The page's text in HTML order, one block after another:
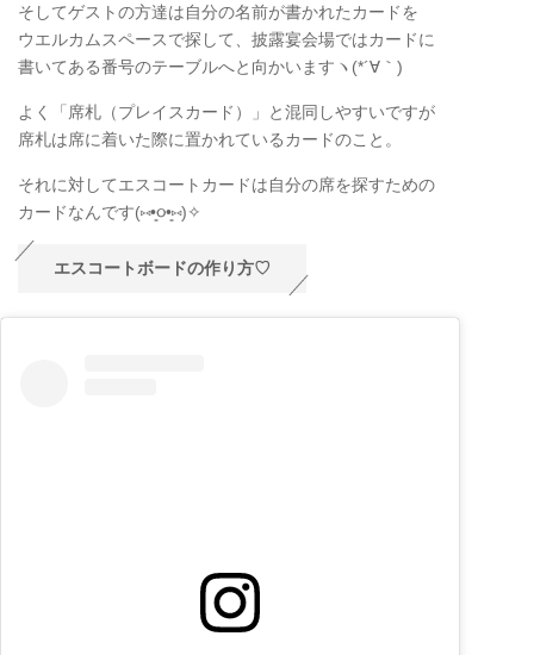
そしてゲストの方達は自分の名前が書かれたカードを
ウエルカムスペースで探して、披露宴会場ではカードに
書いてある番号のテーブルへと向かいますヽ(*´∀｀)
よく「席札（プレイスカード）」と混同しやすいですが
席札は席に着いた際に置かれているカードのこと。
それに対してエスコートカードは自分の席を探すための
カードなんです(⑅•͈૦•͈⑅)✧
エスコートボードの作り方♡